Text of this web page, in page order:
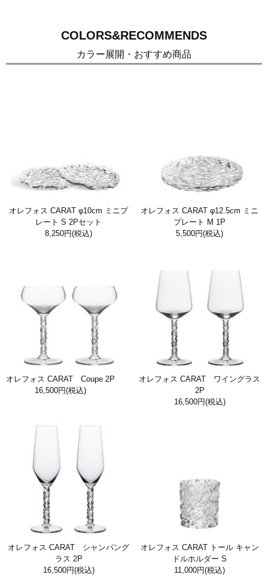
COLORS&RECOMMENDS
カラー展開・おすすめ商品
オレフォス CARAT φ10cm ミニプ
レート S 2Pセット
8,250円(税込)
オレフォス CARAT φ12.5cm ミニ
プレート M 1P
5,500円(税込)
オレフォス CARAT Coupe 2P
16,500円(税込)
オレフォス CARAT ワイングラス
2P
16,500円(税込)
オレフォス CARAT シャンパング
ラス 2P
16,500円(税込)
オレフォス CARAT トール キャン
ドルホルダー S
11,000円(税込)